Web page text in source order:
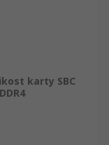
karty SBC